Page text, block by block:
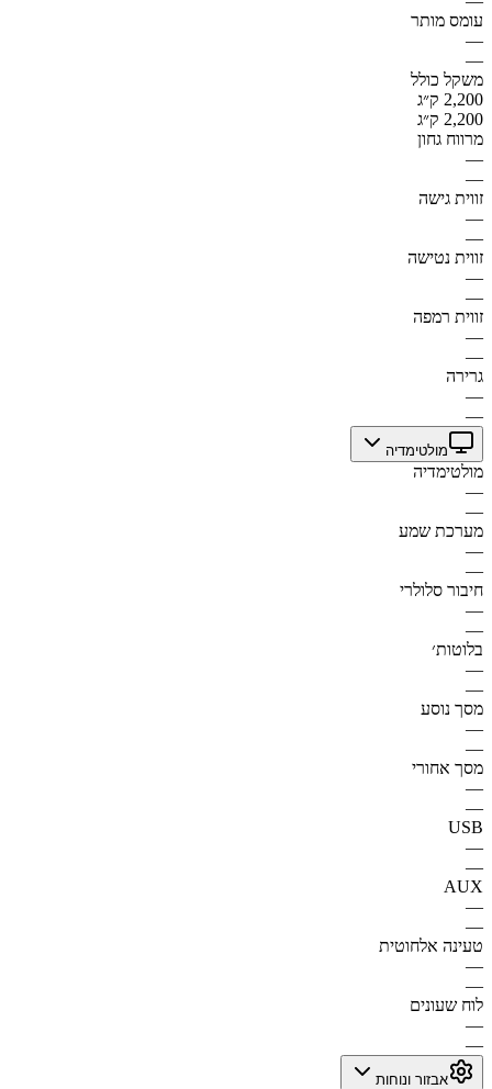
עומס מותר
—
—
משקל כולל
2,200 ק״ג
2,200 ק״ג
מרווח גחון
—
—
זווית גישה
—
—
זווית נטישה
—
—
זווית רמפה
—
—
גרירה
—
—
מולטימדיה
מולטימדיה
—
—
מערכת שמע
—
—
חיבור סלולרי
—
—
בלוטות׳
—
—
מסך נוסע
—
—
מסך אחורי
—
—
USB
—
—
AUX
—
—
טעינה אלחוטית
—
—
לוח שעונים
—
—
אבזור ונוחות